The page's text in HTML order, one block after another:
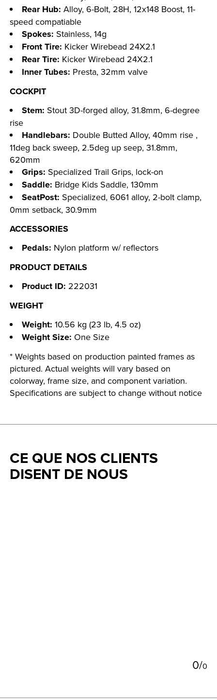
Rear Hub: Alloy, 6-Bolt, 28H, 12x148 Boost, 11-
speed compatiable
Spokes: Stainless, 14g
Front Tire: Kicker Wirebead 24X2.1
Rear Tire: Kicker Wirebead 24X2.1
Inner Tubes: Presta, 32mm valve
COCKPIT
Stem: Stout 3D-forged alloy, 31.8mm, 6-degree
rise
Handlebars: Double Butted Alloy, 40mm rise ,
11deg back sweep, 2.5deg up seep, 31.8mm,
620mm
Grips: Specialized Trail Grips, lock-on
Saddle: Bridge Kids Saddle, 130mm
SeatPost: Specialized, 6061 alloy, 2-bolt clamp,
0mm setback, 30.9mm
ACCESSORIES
Pedals: Nylon platform w/ reflectors
PRODUCT DETAILS
Product ID: 222031
WEIGHT
Weight: 10.56 kg (23 lb, 4.5 oz)
Weight Size: One Size
* Weights based on production painted frames as
pictured. Actual weights will vary based on
colorway, frame size, and component variation.
Specifications are subject to change without notice
CE QUE NOS CLIENTS
DISENT DE NOUS
0/0